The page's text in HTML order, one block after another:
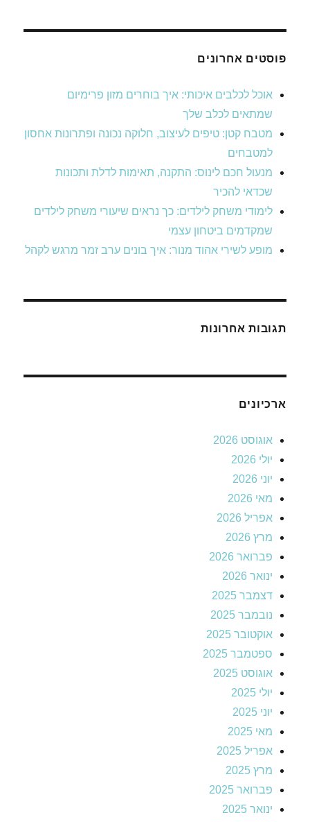
פוסטים אחרונים
אוכל לכלבים איכותי: איך בוחרים מזון פרימיום
שמתאים לכלב שלך
מטבח קטן: טיפים לעיצוב, חלוקה נכונה ופתרונות אחסון
למטבחים
מנעול חכם לינוס: התקנה, תאימות לדלת ותכונות
שכדאי להכיר
לימודי משחק לילדים: כך נראים שיעורי משחק לילדים
שמקדמים ביטחון עצמי
מופע לשירי אהוד מנור: איך בונים ערב זמר מרגש לקהל
תגובות אחרונות
ארכיונים
אוגוסט 2026
יולי 2026
יוני 2026
מאי 2026
אפריל 2026
מרץ 2026
פברואר 2026
ינואר 2026
דצמבר 2025
נובמבר 2025
אוקטובר 2025
ספטמבר 2025
אוגוסט 2025
יולי 2025
יוני 2025
מאי 2025
אפריל 2025
מרץ 2025
פברואר 2025
ינואר 2025